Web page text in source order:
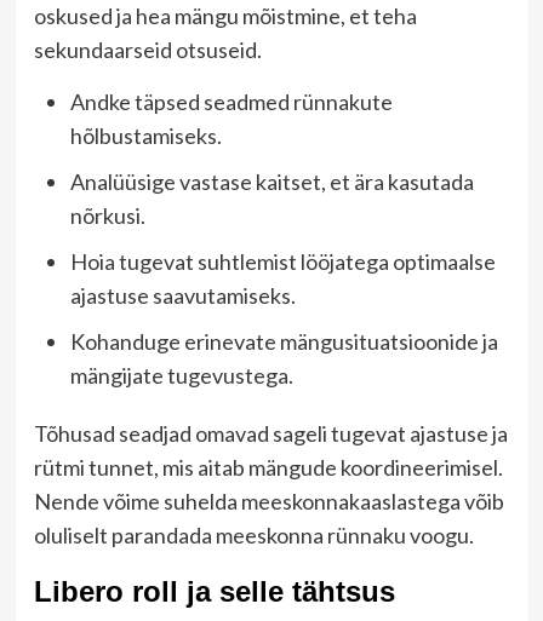
oskused ja hea mängu mõistmine, et teha
sekundaarseid otsuseid.
Andke täpsed seadmed rünnakute
hõlbustamiseks.
Analüüsige vastase kaitset, et ära kasutada
nõrkusi.
Hoia tugevat suhtlemist lööjatega optimaalse
ajastuse saavutamiseks.
Kohanduge erinevate mängusituatsioonide ja
mängijate tugevustega.
Tõhusad seadjad omavad sageli tugevat ajastuse ja
rütmi tunnet, mis aitab mängude koordineerimisel.
Nende võime suhelda meeskonnakaaslastega võib
oluliselt parandada meeskonna rünnaku voogu.
Libero roll ja selle tähtsus